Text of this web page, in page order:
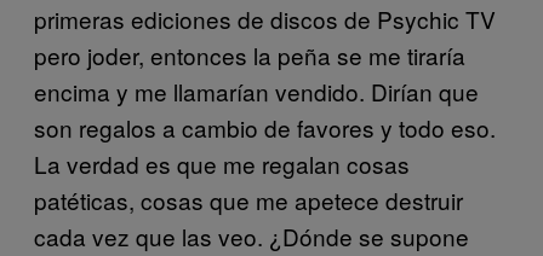
primeras ediciones de discos de Psychic TV
pero joder, entonces la peña se me tiraría
encima y me llamarían vendido. Dirían que
son regalos a cambio de favores y todo eso.
La verdad es que me regalan cosas
patéticas, cosas que me apetece destruir
cada vez que las veo. ¿Dónde se supone